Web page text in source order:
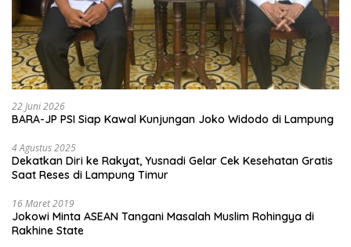
22 Juni 2026
BARA-JP PSI Siap Kawal Kunjungan Joko Widodo di Lampung
4 Agustus 2025
Dekatkan Diri ke Rakyat, Yusnadi Gelar Cek Kesehatan Gratis
Saat Reses di Lampung Timur
16 Maret 2019
Jokowi Minta ASEAN Tangani Masalah Muslim Rohingya di
Rakhine State